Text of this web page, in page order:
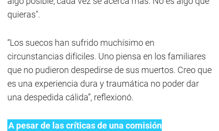
quieras".
“Los suecos han sufrido muchísimo en
circunstancias difíciles. Uno piensa en los familiares
que no pudieron despedirse de sus muertos. Creo que
es una experiencia dura y traumática no poder dar
una despedida cálida”, reflexionó.
A pesar de las críticas de una comisión